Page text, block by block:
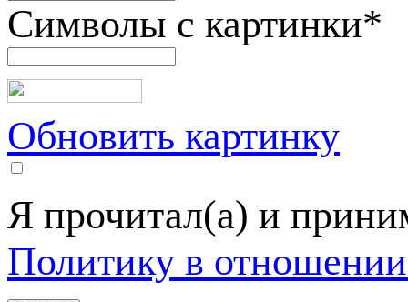
Символы с картинки*
Обновить картинку
Я прочитал(а) и
Политику в